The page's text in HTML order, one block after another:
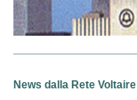
News dalla Rete Voltaire